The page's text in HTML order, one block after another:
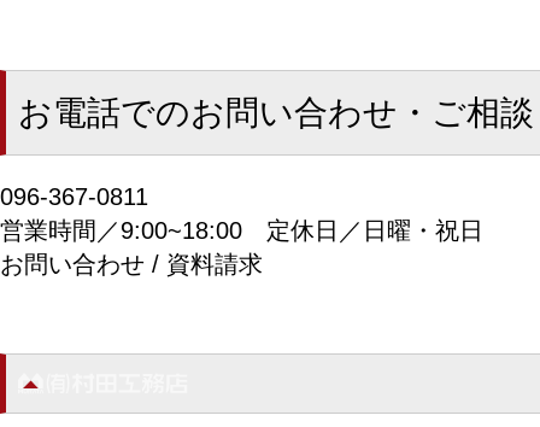
お電話でのお問い合わせ・ご相談
096-367-0811
営業時間／9:00~18:00 定休日／日曜・祝日
お問い合わせ / 資料請求